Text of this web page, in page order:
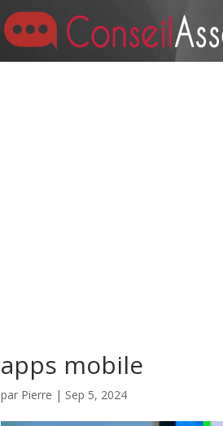
apps mobile
par Pierre | Sep 5, 2024